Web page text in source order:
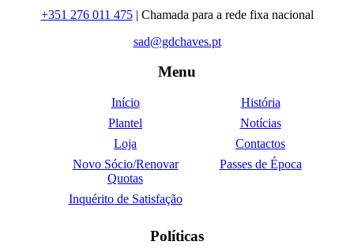
+351 276 011 475| Chamada para a rede fixa nacional
sad@gdchaves.pt
Menu
Início
História
Plantel
Notícias
Loja
Contactos
Novo Sócio/Renovar
Quotas
Passes de Época
Inquérito de Satisfação
Políticas